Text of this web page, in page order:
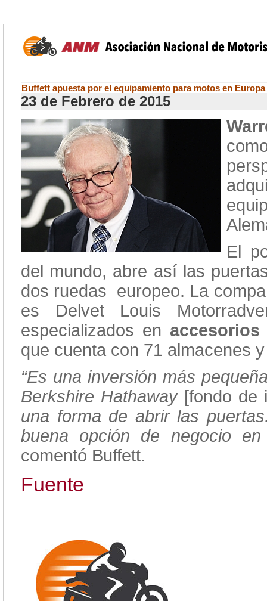
Buffett apuesta por el equipamiento para motos en Europa
23 de Febrero de 2015
El
del mundo, abre así las
dos ruedas europeo. La
es Delvet Louis
especializados en
que cuenta con 71 almacenes
“Es una inversión más
Berkshire Hathaway [fondo de
una forma de abrir las
buena opción de negocio
comentó Buffett.
Fuente